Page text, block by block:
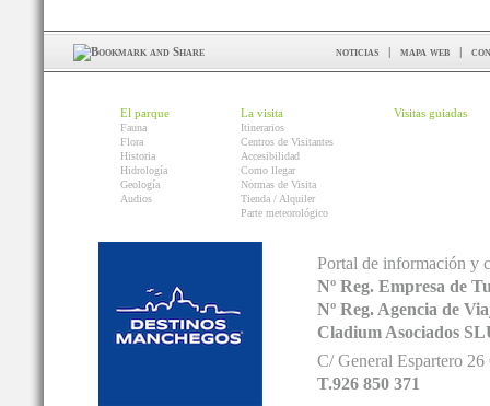
noticias | mapa web |
El parque
Fauna
Flora
Historia
Hidrología
Geología
Audios
La visita
Itinerarios
Centros de Visitantes
Accesibilidad
Como llegar
Normas de Visita
Tienda / Alquiler
Parte meteorológico
Visitas guiadas
Portal de información y
Nº Reg. Empresa de
Nº Reg. Agencia de
Cladium Asociados
C/ General Espartero
T.926 850 371